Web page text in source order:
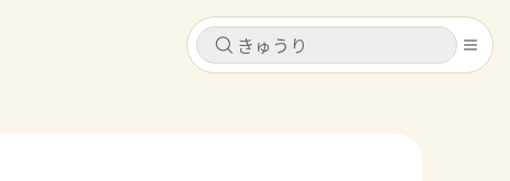
キャンセル
キャンセル